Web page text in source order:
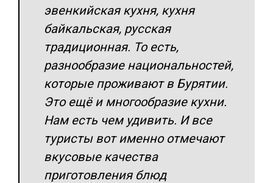
эвенкийская кухня, кухня
байкальская, русская
традиционная. То есть,
разнообразие национальностей,
которые проживают в Бурятии.
Это ещё и многообразие кухни.
Нам есть чем удивить. И все
туристы вот именно отмечают
вкусовые качества
приготовления блюд